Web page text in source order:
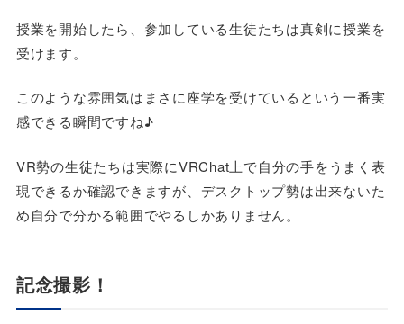
授業を開始したら、参加している生徒たちは真剣に授業を
受けます。
このような雰囲気はまさに座学を受けているという一番実
感できる瞬間ですね♪
VR勢の生徒たちは実際にVRChat上で自分の手をうまく表
現できるか確認できますが、デスクトップ勢は出来ないた
め自分で分かる範囲でやるしかありません。
記念撮影！